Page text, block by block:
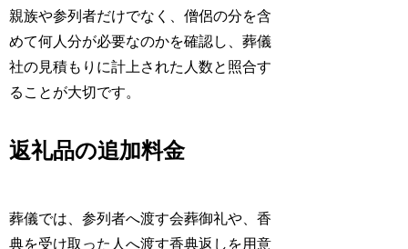
親族や参列者だけでなく、僧侶の分を含
めて何人分が必要なのかを確認し、葬儀
社の見積もりに計上された人数と照合す
ることが大切です。
返礼品の追加料金
葬儀では、参列者へ渡す会葬御礼や、香
典を受け取った人へ渡す香典返しを用意